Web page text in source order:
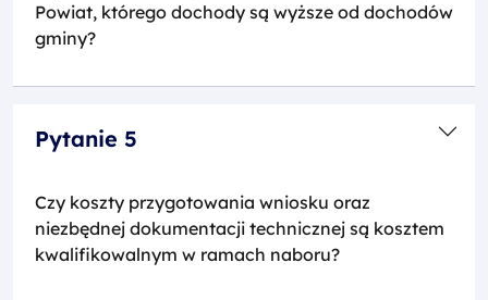
Powiat, którego dochody są wyższe od dochodów
gminy?
Pytanie 5
Czy koszty przygotowania wniosku oraz
niezbędnej dokumentacji technicznej są kosztem
kwalifikowalnym w ramach naboru?